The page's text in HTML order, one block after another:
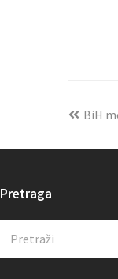
BiH
Pretraga